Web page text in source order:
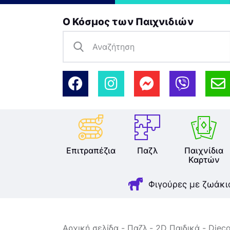
Ο Κόσμος των Παιχνιδιών
Επιτραπέζια Παζλ
Παιχνίδια
Καρτών
Φιγούρες με
Αρχική σελίδα Παζλ 2D Παιδικά